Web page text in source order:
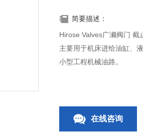
简要描述：
Hirose Valves广濑阀门 截
主要用于机床进给油缸、
小型工程机械油路。
在线咨询